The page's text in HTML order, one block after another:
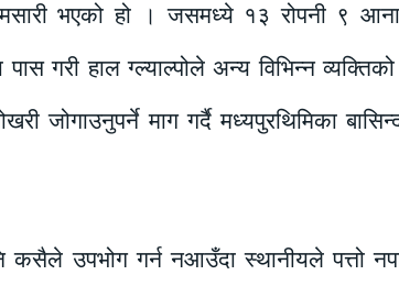
भएको हो । जसमध्ये १३ रोपनी ९ आना
गरी हाल ग्ल्याल्पोले अन्य विभिन्न
जोगाउनुपर्ने माग गर्दै मध्यपुरथिमिका
कसैले उपभोग गर्न नआउँदा स्थानीयले पत्तो